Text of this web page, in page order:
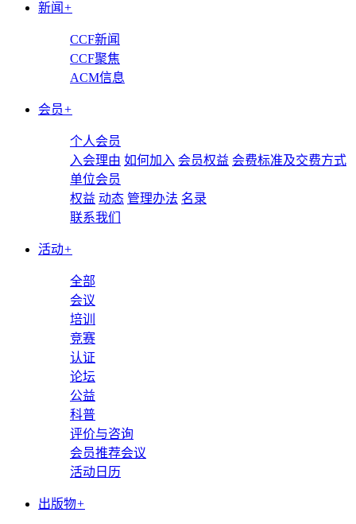
新闻 +
CCF新闻
CCF聚焦
ACM信息
会员+
个人会员
入会理由 如何加入 会员权益 会费标准及交费方式
单位会员
权益 动态 管理办法 名录
联系我们
活动+
全部
会议
培训
竞赛
认证
论坛
公益
科普
评价与咨询
会员推荐会议
活动日历
出版物+